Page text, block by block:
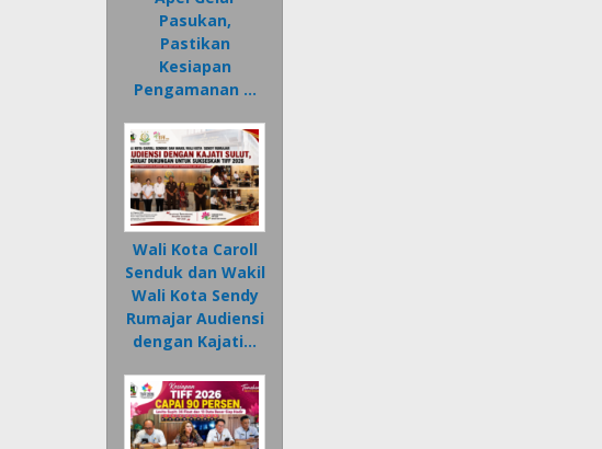
Pasukan,
Pastikan
Kesiapan
Pengamanan …
Wali Kota Caroll
Senduk dan Wakil
Wali Kota Sendy
Rumajar Audiensi
dengan Kajati…